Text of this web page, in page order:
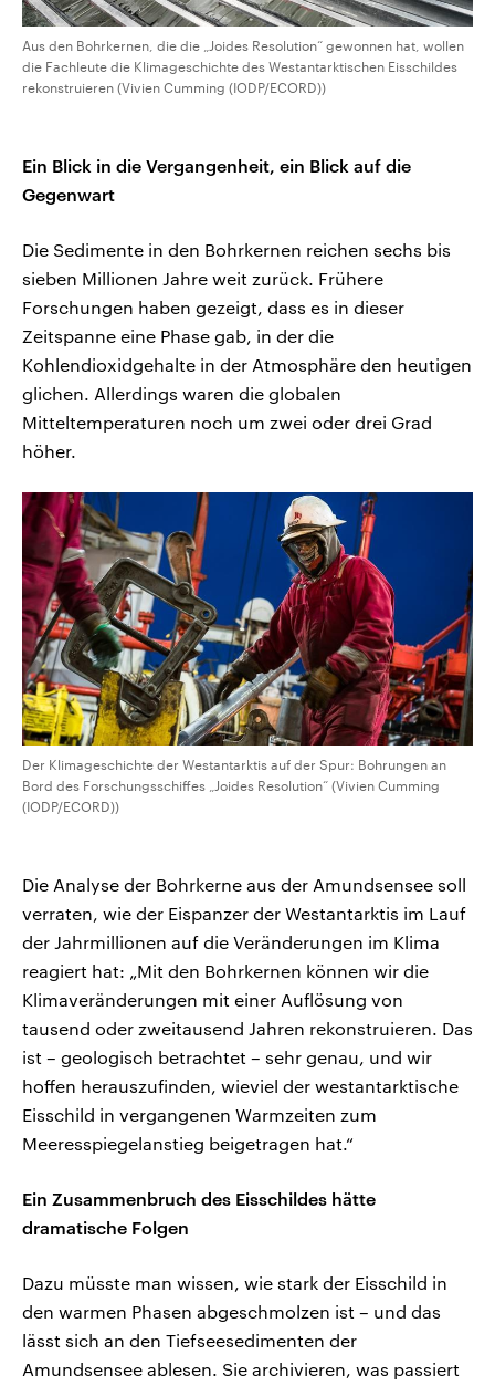
Aus den Bohrkernen, die die „Joides Resolution“ gewonnen hat, wollen
die Fachleute die Klimageschichte des Westantarktischen Eisschildes
rekonstruieren (Vivien Cumming (IODP/ECORD))
Ein Blick in die Vergangenheit, ein Blick auf die
Gegenwart
Die Sedimente in den Bohrkernen reichen sechs bis
sieben Millionen Jahre weit zurück. Frühere
Forschungen haben gezeigt, dass es in dieser
Zeitspanne eine Phase gab, in der die
Kohlendioxidgehalte in der Atmosphäre den heutigen
glichen. Allerdings waren die globalen
Mitteltemperaturen noch um zwei oder drei Grad
höher.
Der Klimageschichte der Westantarktis auf der Spur: Bohrungen an
Bord des Forschungsschiffes „Joides Resolution“ (Vivien Cumming
(IODP/ECORD))
Die Analyse der Bohrkerne aus der Amundsensee soll
verraten, wie der Eispanzer der Westantarktis im Lauf
der Jahrmillionen auf die Veränderungen im Klima
reagiert hat: „Mit den Bohrkernen können wir die
Klimaveränderungen mit einer Auflösung von
tausend oder zweitausend Jahren rekonstruieren. Das
ist – geologisch betrachtet – sehr genau, und wir
hoffen herauszufinden, wieviel der westantarktische
Eisschild in vergangenen Warmzeiten zum
Meeresspiegelanstieg beigetragen hat.“
Ein Zusammenbruch des Eisschildes hätte
dramatische Folgen
Dazu müsste man wissen, wie stark der Eisschild in
den warmen Phasen abgeschmolzen ist – und das
lässt sich an den Tiefseesedimenten der
Amundsensee ablesen. Sie archivieren, was passiert